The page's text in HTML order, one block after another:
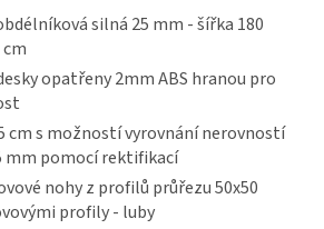
silná 25 mm - šířka 180
opatřeny 2mm ABS hranou pro
cm s možností vyrovnání nerovností
mm pomocí rektifikací
nohy z profilů průřezu 50x50
profily - luby